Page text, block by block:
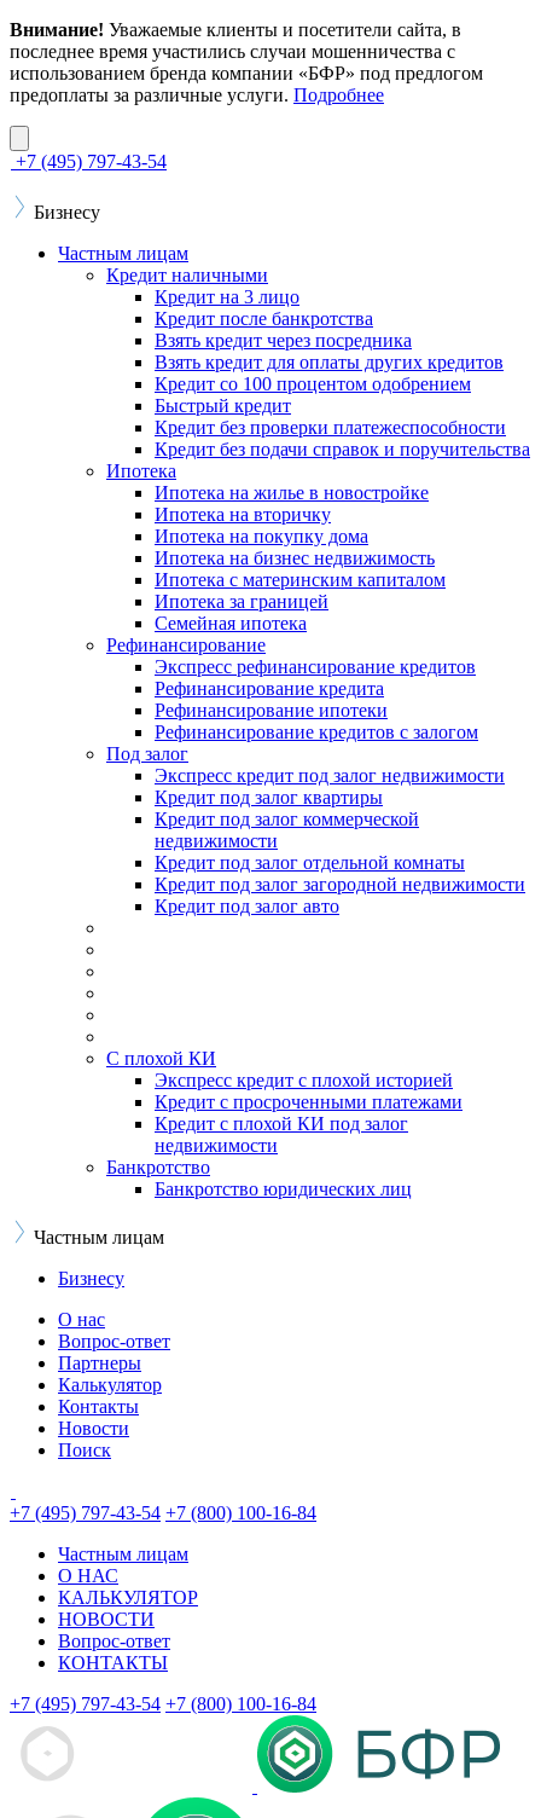
Внимание! Уважаемые клиенты и посетители сайта, в
последнее время участились случаи мошенничества с
использованием бренда компании «БФР» под предлогом
предоплаты за различные услуги. Подробнее
+7 (495) 797-43-54
Бизнесу
Частным лицам
Кредит наличными
Кредит на 3 лицо
Кредит после банкротства
Взять кредит через посредника
Взять кредит для оплаты других кредитов
Кредит со 100 процентом одобрением
Быстрый кредит
Кредит без проверки платежеспособности
Кредит без подачи справок и поручительства
Ипотека
Ипотека на жилье в новостройке
Ипотека на вторичку
Ипотека на покупку дома
Ипотека на бизнес недвижимость
Ипотека с материнским капиталом
Ипотека за границей
Семейная ипотека
Рефинансирование
Экспресс рефинансирование кредитов
Рефинансирование кредита
Рефинансирование ипотеки
Рефинансирование кредитов с залогом
Под залог
Экспресс кредит под залог недвижимости
Кредит под залог квартиры
Кредит под залог коммерческой
недвижимости
Кредит под залог отдельной комнаты
Кредит под залог загородной недвижимости
Кредит под залог авто
С плохой КИ
Экспресс кредит с плохой историей
Кредит с просроченными платежами
Кредит с плохой КИ под залог
недвижимости
Банкротство
Банкротство юридических лиц
Частным лицам
Бизнесу
О нас
Вопрос-ответ
Партнеры
Калькулятор
Контакты
Новости
Поиск
+7 (495) 797-43-54 +7 (800) 100-16-84
Частным лицам
О НАС
КАЛЬКУЛЯТОР
НОВОСТИ
Вопрос-ответ
КОНТАКТЫ
+7 (495) 797-43-54 +7 (800) 100-16-84